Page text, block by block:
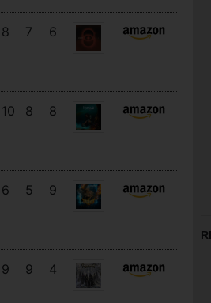
8 7 6
10 8 8
6 5 9
9 9 4